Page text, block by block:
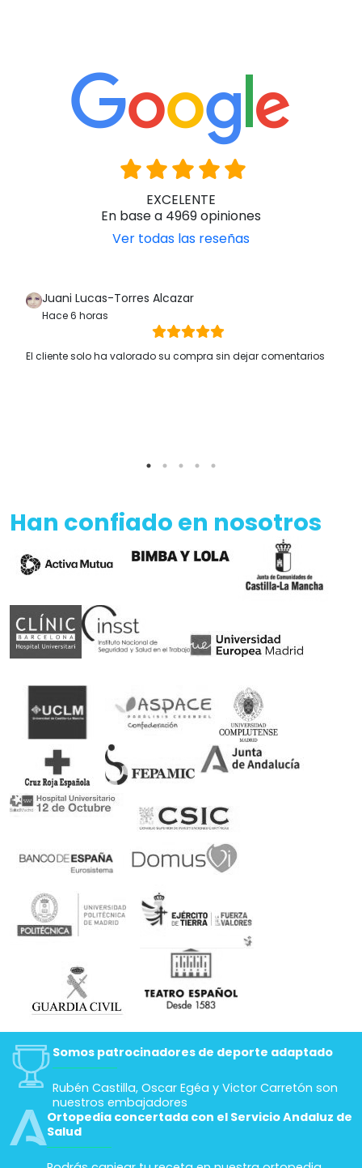
EXCELENTE
En base a 4969 opiniones
Ver todas las reseñas
Juani Lucas-Torres Alcazar
Hace 6 horas
El cliente solo ha valorado su compra sin dejar comentarios
Han confiado en nosotros
Somos patrocinadores de deporte adaptado
Rubén Castilla, Oscar Egéa y Victor Carretón son
nuestros embajadores
Ortopedia concertada con el Servicio Andaluz de
Salud